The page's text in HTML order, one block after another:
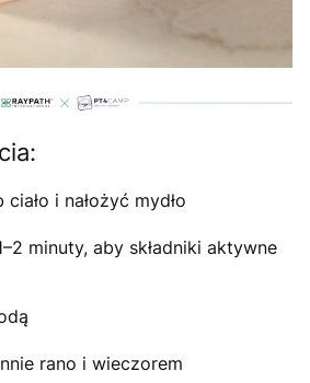
i nałożyć mydło
minuty, aby składniki aktywne
rano i wieczorem